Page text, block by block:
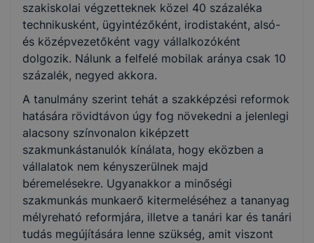
szakiskolai végzetteknek közel 40 százaléka
technikusként, ügyintézőként, irodistaként, alsó-
és középvezetőként vagy vállalkozóként
dolgozik. Nálunk a felfelé mobilak aránya csak 10
százalék, negyed akkora.
A tanulmány szerint tehát a szakképzési reformok
hatására rövidtávon úgy fog növekedni a jelenlegi
alacsony színvonalon kiképzett
szakmunkástanulók kínálata, hogy eközben a
vállalatok nem kényszerülnek majd
béremelésekre. Ugyanakkor a minőségi
szakmunkás munkaerő kitermeléséhez a tananyag
mélyreható reformjára, illetve a tanári kar és tanári
tudás megújítására lenne szükség, amit viszont